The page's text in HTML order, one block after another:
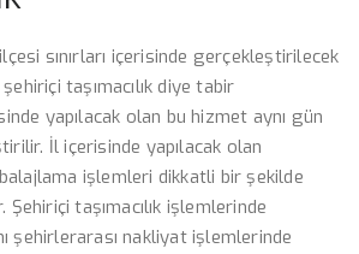
sınırları içerisinde gerçekleştirilecek
taşımacılık diye tabir
yapılacak olan bu hizmet aynı gün
İl içerisinde yapılacak olan
işlemleri dikkatli bir şekilde
taşımacılık işlemlerinde
şehirlerarası nakliyat işlemlerinde